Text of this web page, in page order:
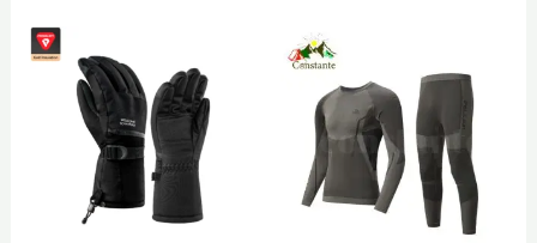
Este
producto
tiene
múltiples
variantes.
opciones
Este
producto
tiene
múltiples
variantes.
Las
opciones